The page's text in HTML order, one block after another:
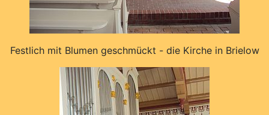
Festlich mit Blumen geschmückt - die Kirche in Brielow